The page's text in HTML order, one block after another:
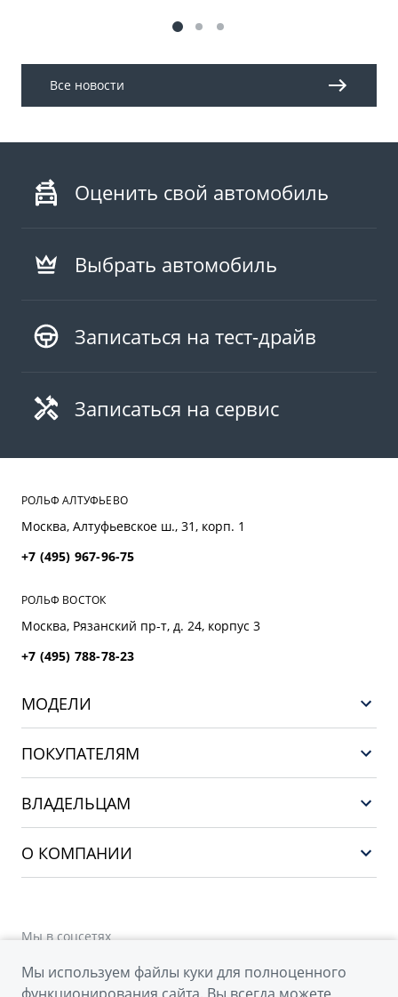
Все новости
Оценить свой автомобиль
Выбрать автомобиль
Записаться на тест-драйв
Записаться на сервис
РОЛЬФ АЛТУФЬЕВО
Москва, Алтуфьевское ш., 31, корп. 1
+7 (495) 967-96-75
РОЛЬФ ВОСТОК
Москва, Рязанский пр-т, д. 24, корпус 3
+7 (495) 788-78-23
МОДЕЛИ
EX5
PREFACE
CITYRAY
Архивные модели
ПОКУПАТЕЛЯМ
ВЛАДЕЛЬЦАМ
О КОМПАНИИ
Наша команда
Мы в соцсетях
Мы используем файлы куки для полноценного